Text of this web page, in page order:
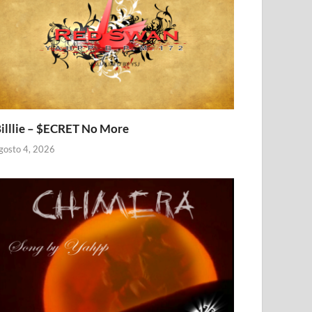
– $ECRET No More
4, 2026